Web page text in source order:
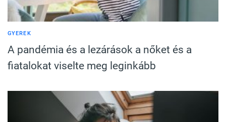
GYEREK
A pandémia és a lezárások a nőket és a
fiatalokat viselte meg leginkább